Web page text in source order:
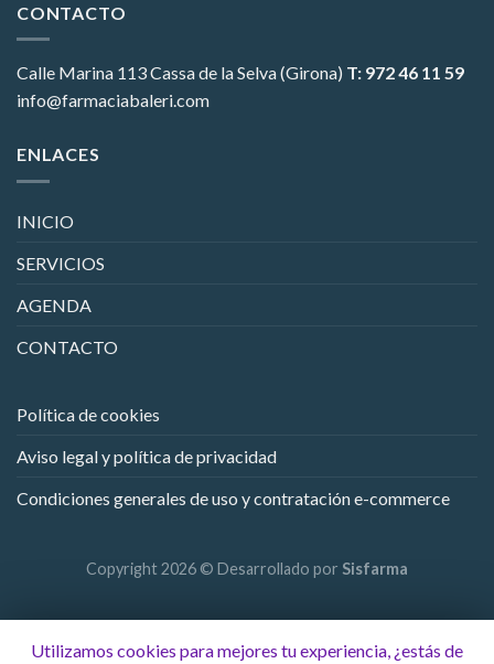
CONTACTO
Calle Marina 113Cassa de la Selva (Girona) T: 972 46 11 59
info@farmaciabaleri.com
ENLACES
INICIO
SERVICIOS
AGENDA
CONTACTO
Política de cookies
Aviso legal y política de privacidad
Condiciones generales de uso y contratación e-commerce
Copyright 2026 © Desarrollado por Sisfarma
Utilizamos cookies para mejores tu experiencia, ¿estás de